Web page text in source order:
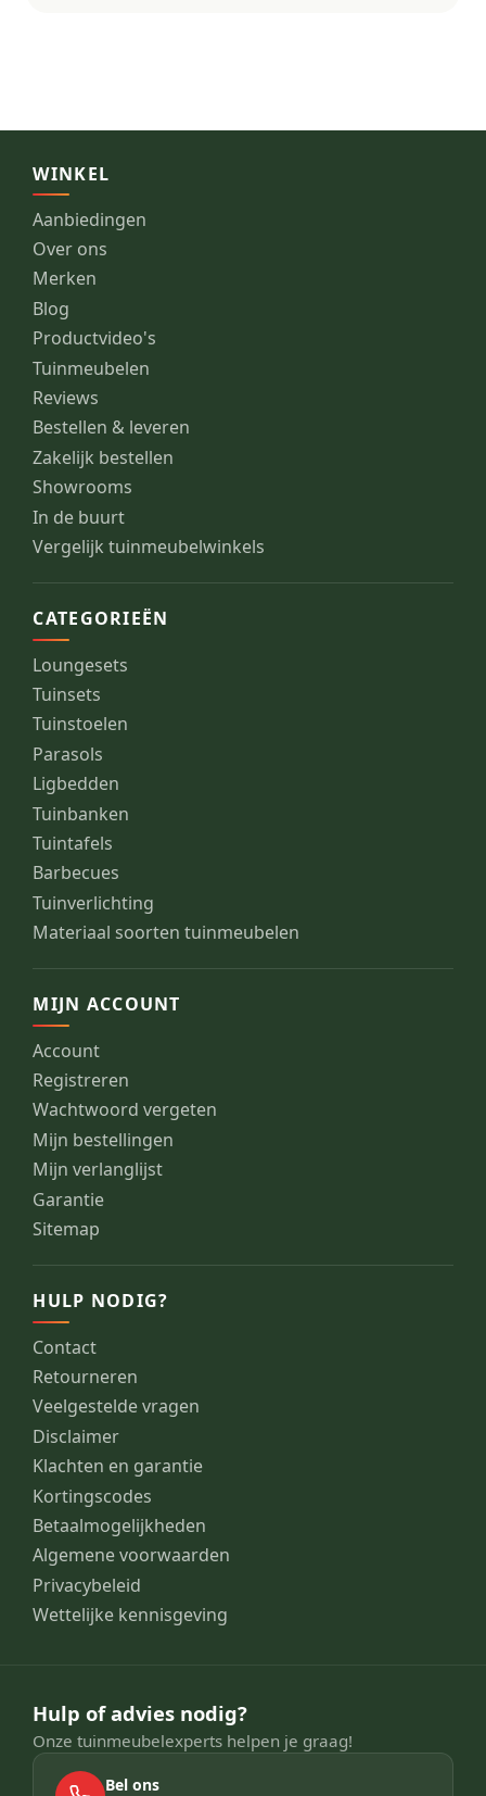
WINKEL
Aanbiedingen
Over ons
Merken
Blog
Productvideo's
Tuinmeubelen
Reviews
Bestellen & leveren
Zakelijk bestellen
Showrooms
In de buurt
Vergelijk tuinmeubelwinkels
CATEGORIEËN
Loungesets
Tuinsets
Tuinstoelen
Parasols
Ligbedden
Tuinbanken
Tuintafels
Barbecues
Tuinverlichting
Materiaal soorten tuinmeubelen
MIJN ACCOUNT
Account
Registreren
Wachtwoord vergeten
Mijn bestellingen
Mijn verlanglijst
Garantie
Sitemap
HULP NODIG?
Contact
Retourneren
Veelgestelde vragen
Disclaimer
Klachten en garantie
Kortingscodes
Betaalmogelijkheden
Algemene voorwaarden
Privacybeleid
Wettelijke kennisgeving
Hulp of advies nodig?
Onze tuinmeubelexperts helpen je graag!
Bel ons